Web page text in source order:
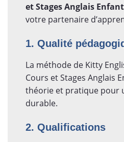
et Stages Anglais
votre partenaire
1. Qualité
La méthode de Kitty
Cours et Stages Anglais
théorie et pratique pour
durable.
2. Qualifications